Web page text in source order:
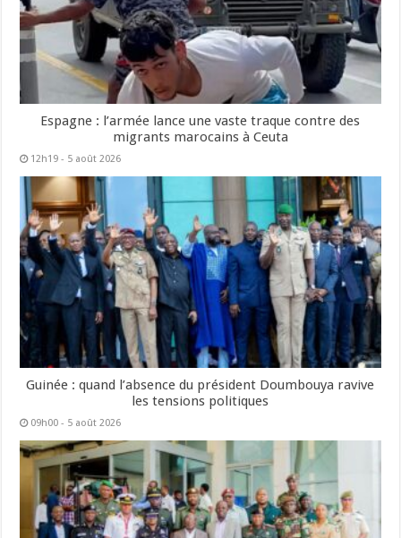
Espagne : l’armée lance une vaste traque contre des
migrants marocains à Ceuta
12h19 - 5 août 2026
Guinée : quand l’absence du président Doumbouya ravive
les tensions politiques
09h00 - 5 août 2026